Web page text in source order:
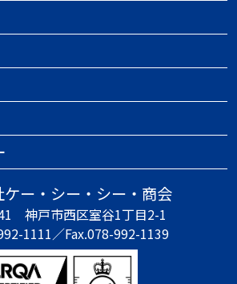
ー・シー・シー・商会
神戸市西区室谷1丁目2-1
1111／Fax.078-992-1139